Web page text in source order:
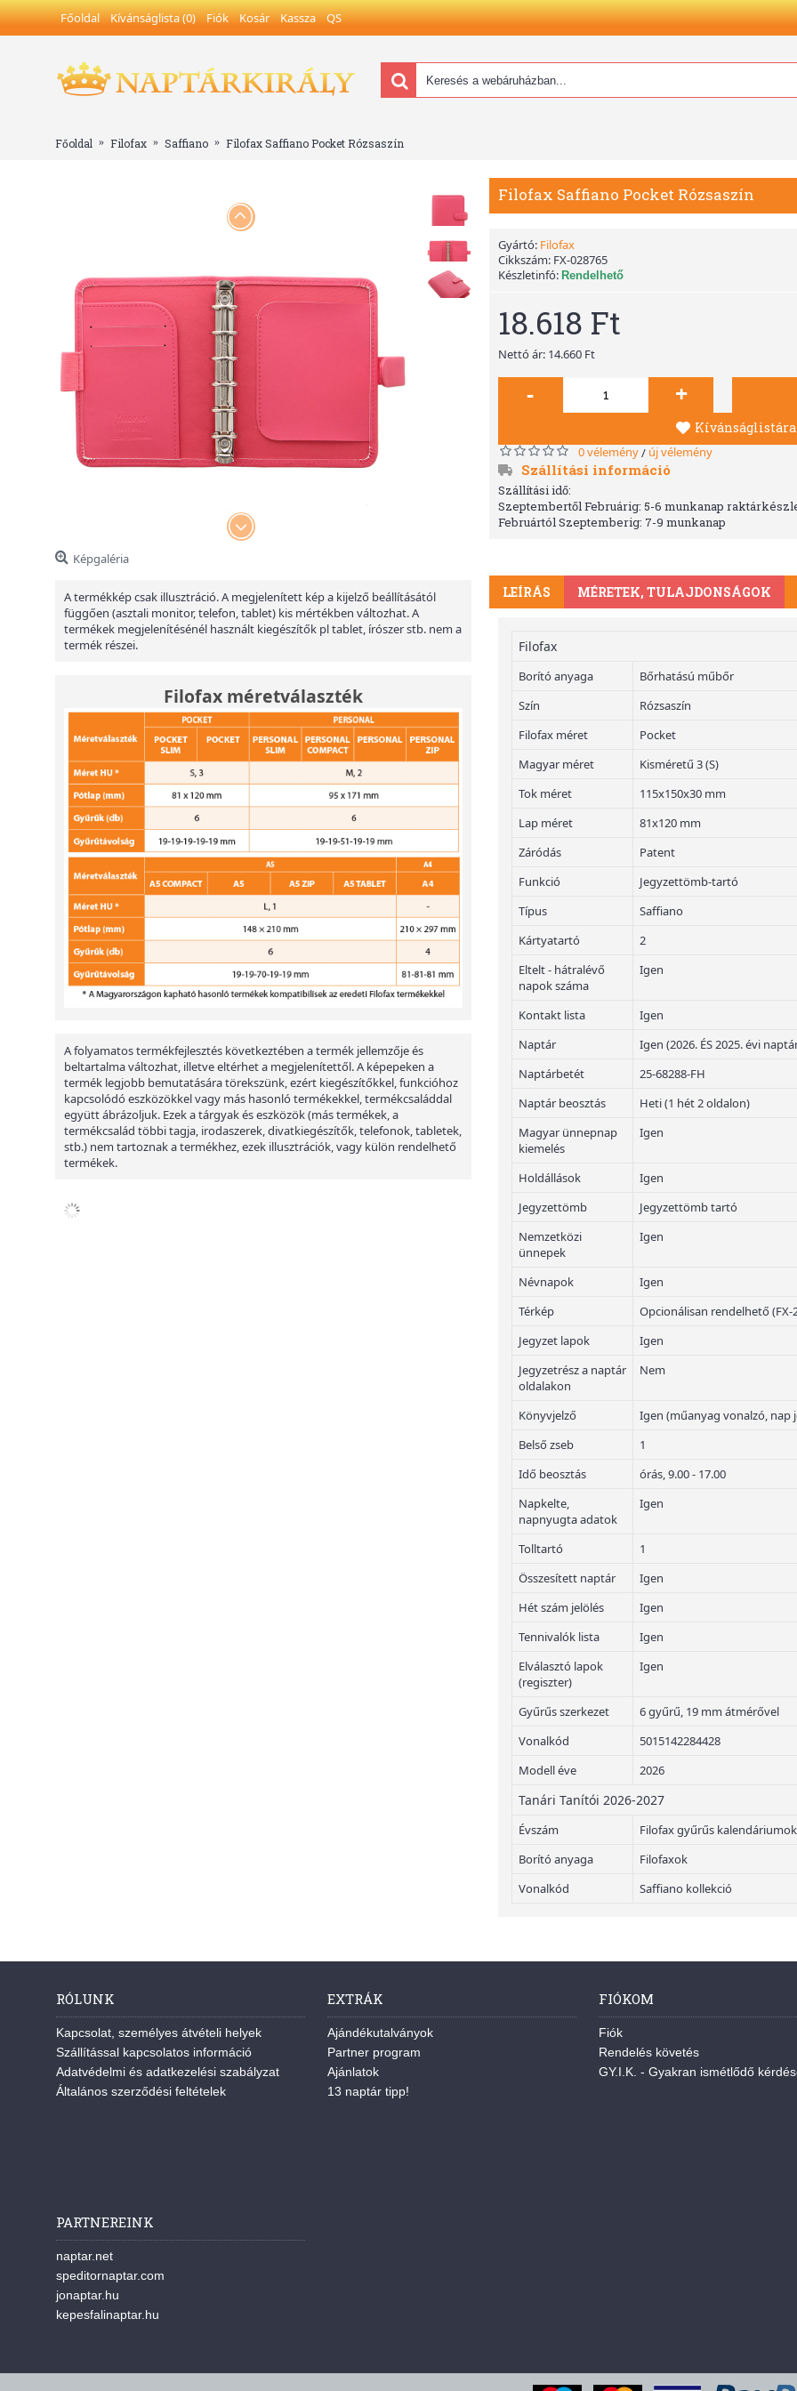
Főoldal Kívánságlista (0) Fiók Kosár Kassza QS
Főoldal Filofax Saffiano Filofax Saffiano Pocket Rózsaszín
Képgaléria
A termékkép csak illusztráció. A megjelenített kép a kijelző beállításától
függően (asztali monitor, telefon, tablet) kis mértékben változhat. A
termékek megjelenítésénél használt kiegészítők pl tablet, írószer stb. nem a
termék részei.
Filofax méretválaszték
A folyamatos termékfejlesztés következtében a termék jellemzője és
beltartalma változhat, illetve eltérhet a megjelenítettől. A képepeken a
termék legjobb bemutatására törekszünk, ezért kiegészítőkkel, funkcióhoz
kapcsolódó eszközökkel vagy más hasonló termékekkel, termékcsaláddal
együtt ábrázoljuk. Ezek a tárgyak és eszközök (más termékek, a
termékcsalád többi tagja, irodaszerek, divatkiegészítők, telefonok, tabletek,
stb.) nem tartoznak a termékhez, ezek illusztrációk, vagy külön rendelhető
termékek.
Filofax Saffiano Pocket Rózsaszín
Gyártó: Filofax
Cikkszám: FX-028765
Készletinfó: Rendelhető
18.618 Ft
Nettó ár: 14.660 Ft
- +
Kívánságlistára
0 vélemény/ új vélemény
Szállítási információ
Szállítási idő:
Szeptembertől Februárig: 5-6 munkanap
Februártól Szeptemberig: 7-9 munkanap
LEÍRÁS MÉRETEK, TULAJDONSÁGOK
Filofax
Borító anyaga
Bőrhatású műbőr
Szín
Rózsaszín
Filofax méret
Pocket
Magyar méret
Kisméretű 3 (S)
Tok méret
115x150x30 mm
Lap méret
81x120 mm
Záródás
Patent
Funkció
Jegyzettömb-tartó
Típus
Saffiano
Kártyatartó
2
Eltelt - hátralévő
napok száma
Igen
Kontakt lista
Igen
Naptár
Igen (2026. ÉS 2025. évi
Naptárbetét
25-68288-FH
Naptár beosztás
Heti (1 hét 2 oldalon)
Magyar ünnepnap
kiemelés
Igen
Holdállások
Igen
Jegyzettömb
Jegyzettömb tartó
Nemzetközi
ünnepek
Igen
Névnapok
Igen
Térkép
Opcionálisan rendelhető (FX-
Jegyzet lapok
Igen
Jegyzetrész a naptár
oldalakon
Nem
Könyvjelző
Igen (műanyag vonalzó, nap
Belső zseb
1
Idő beosztás
órás, 9.00 - 17.00
Napkelte,
napnyugta adatok
Igen
Tolltartó
1
Összesített naptár
Igen
Hét szám jelölés
Igen
Tennivalók lista
Igen
Elválasztó lapok
(regiszter)
Igen
Gyűrűs szerkezet
6 gyűrű, 19 mm átmérővel
Vonalkód
5015142284428
Modell éve
2026
Tanári Tanítói 2026-2027
Évszám
Filofax gyűrűs kalendáriumok
Borító anyaga
Filofaxok
Vonalkód
Saffiano kollekció
RÓLUNK
Kapcsolat, személyes átvételi helyek
Szállítással kapcsolatos információ
Adatvédelmi és adatkezelési szabályzat
Általános szerződési feltételek
EXTRÁK
Ajándékutalványok
Partner program
Ajánlatok
13 naptár tipp!
FIÓKOM
Fiók
Rendelés követés
GY.I.K. - Gyakran ismétlődő
PARTNEREINK
naptar.net
speditornaptar.com
jonaptar.hu
kepesfalinaptar.hu